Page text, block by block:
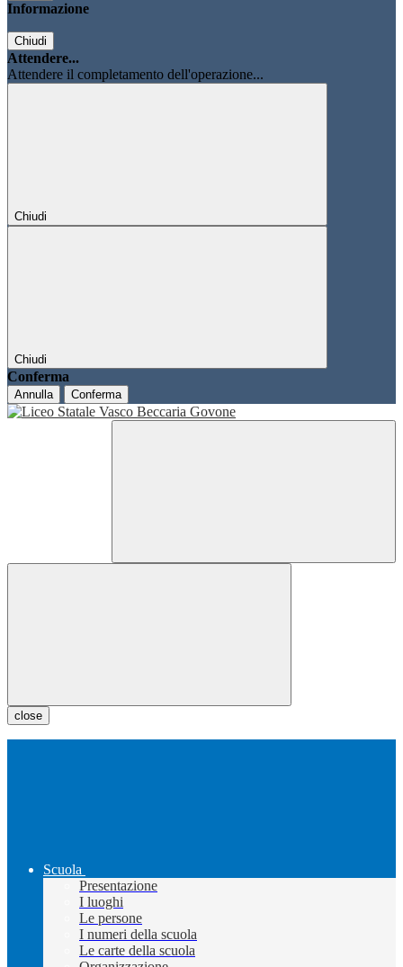
Informazione
Chiudi
Attendere...
Attendere il completamento dell'operazione...
Chiudi
Chiudi
Conferma
Annulla Conferma
close
Scuola
Presentazione
I luoghi
Le persone
I numeri della scuola
Le carte della scuola